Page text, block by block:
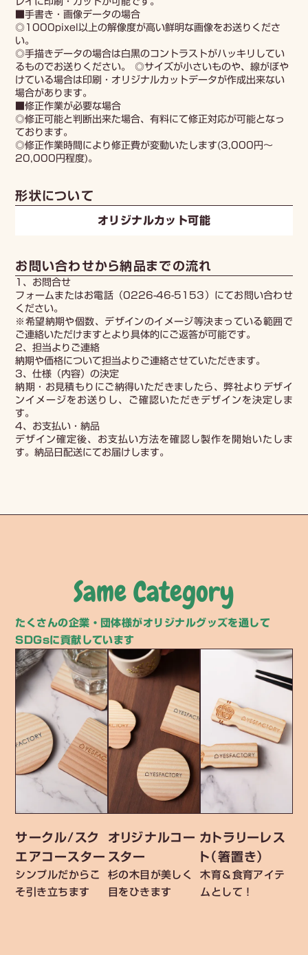
■手書き・画像データの場合
◎1000pixel以上の解像度が高い鮮明な画像をお送りくださ
い。
◎手描きデータの場合は白黒のコントラストがハッキリしてい
るものでお送りください。 ◎サイズが小さいものや、線がぼや
けている場合は印刷・オリジナルカットデータが作成出来ない
場合があります。
■修正作業が必要な場合
◎修正可能と判断出来た場合、有料にて修正対応が可能となっ
ております。
◎修正作業時間により修正費が変動いたします(3,000円～
20,000円程度)。
形状について
オリジナルカット可能
お問い合わせから納品までの流れ
1、お問合せ
フォームまたはお電話（0226-46-5153）にてお問い合わせ
ください。
※希望納期や個数、デザインのイメージ等決まっている範囲で
ご連絡いただけますとより具体的にご返答が可能です。
2、担当よりご連絡
納期や価格について担当よりご連絡させていただきます。
3、仕様（内容）の決定
納期・お見積もりにご納得いただきましたら、弊社よりデザイ
ンイメージをお送りし、ご確認いただきデザインを決定しま
す。
4、お支払い・納品
デザイン確定後、お支払い方法を確認し製作を開始いたしま
す。納品日配送にてお届けします。
Same Category
たくさんの企業・団体様がオリジナルグッズを通して
SDGsに貢献しています
サークル/スク
エアコースター
シンプルだからこ
そ引き立ちます
オリジナルコー
スター
杉の木目が美しく
目をひきます
カトラリーレス
ト（箸置き）
木育＆食育アイテ
ムとして！